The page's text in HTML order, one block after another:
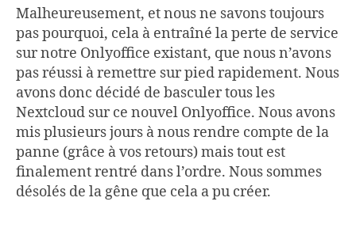
Malheureusement, et nous ne savons toujours
pas pourquoi, cela à entraîné la perte de service
sur notre Onlyoffice existant, que nous n’avons
pas réussi à remettre sur pied rapidement. Nous
avons donc décidé de basculer tous les
Nextcloud sur ce nouvel Onlyoffice. Nous avons
mis plusieurs jours à nous rendre compte de la
panne (grâce à vos retours) mais tout est
finalement rentré dans l’ordre. Nous sommes
désolés de la gêne que cela a pu créer.